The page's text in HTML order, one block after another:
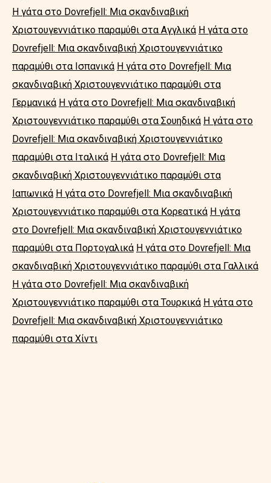
Η γάτα στο Dovrefjell: Μια σκανδιναβική
Χριστουγεννιάτικο παραμύθι στα Αγγλικά Η γάτα στο
Dovrefjell: Μια σκανδιναβική Χριστουγεννιάτικο
παραμύθι στα Ισπανικά Η γάτα στο Dovrefjell: Μια
σκανδιναβική Χριστουγεννιάτικο παραμύθι στα
Γερμανικά Η γάτα στο Dovrefjell: Μια σκανδιναβική
Χριστουγεννιάτικο παραμύθι στα Σουηδικά Η γάτα στο
Dovrefjell: Μια σκανδιναβική Χριστουγεννιάτικο
παραμύθι στα Ιταλικά Η γάτα στο Dovrefjell: Μια
σκανδιναβική Χριστουγεννιάτικο παραμύθι στα
Ιαπωνικά Η γάτα στο Dovrefjell: Μια σκανδιναβική
Χριστουγεννιάτικο παραμύθι στα Κορεατικά Η γάτα
στο Dovrefjell: Μια σκανδιναβική Χριστουγεννιάτικο
παραμύθι στα Πορτογαλικά Η γάτα στο Dovrefjell: Μια
σκανδιναβική Χριστουγεννιάτικο παραμύθι στα Γαλλικά
Η γάτα στο Dovrefjell: Μια σκανδιναβική
Χριστουγεννιάτικο παραμύθι στα Τουρκικά Η γάτα στο
Dovrefjell: Μια σκανδιναβική Χριστουγεννιάτικο
παραμύθι στα Χίντι